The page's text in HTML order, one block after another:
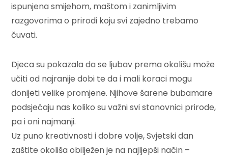
ispunjena smijehom, maštom i zanimljivim
razgovorima o prirodi koju svi zajedno trebamo
čuvati.
Djeca su pokazala da se ljubav prema okolišu može
učiti od najranije dobi te da i mali koraci mogu
donijeti velike promjene. Njihove šarene bubamare
podsjećaju nas koliko su važni svi stanovnici prirode,
pa i oni najmanji.
Uz puno kreativnosti i dobre volje, Svjetski dan
zaštite okoliša obilježen je na najljepši način –